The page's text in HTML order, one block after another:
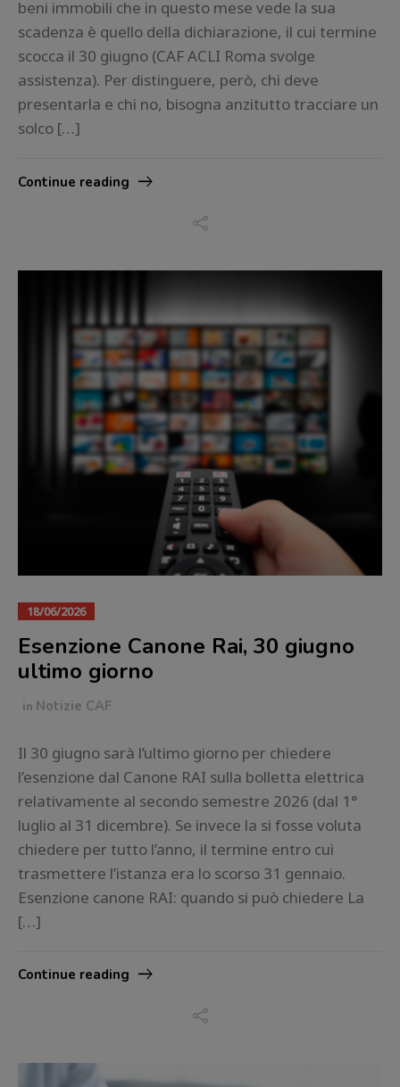
beni immobili che in questo mese vede la sua
scadenza è quello della dichiarazione, il cui termine
scocca il 30 giugno (CAF ACLI Roma svolge
assistenza). Per distinguere, però, chi deve
presentarla e chi no, bisogna anzitutto tracciare un
solco […]
Continue reading
18/06/2026
Esenzione Canone Rai, 30 giugno
ultimo giorno
in Notizie CAF
Il 30 giugno sarà l’ultimo giorno per chiedere
l’esenzione dal Canone RAI sulla bolletta elettrica
relativamente al secondo semestre 2026 (dal 1°
luglio al 31 dicembre). Se invece la si fosse voluta
chiedere per tutto l’anno, il termine entro cui
trasmettere l’istanza era lo scorso 31 gennaio.
Esenzione canone RAI: quando si può chiedere La
[…]
Continue reading